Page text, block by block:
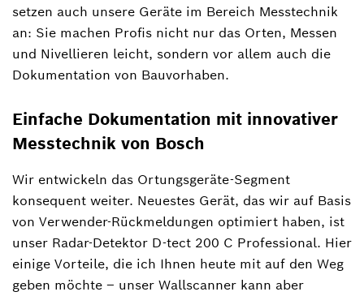
setzen auch unsere Geräte im Bereich Messtechnik
an: Sie machen Profis nicht nur das Orten, Messen
und Nivellieren leicht, sondern vor allem auch die
Dokumentation von Bauvorhaben.
Einfache Dokumentation mit innovativer
Messtechnik von Bosch
Wir entwickeln das Ortungsgeräte-Segment
konsequent weiter. Neuestes Gerät, das wir auf Basis
von Verwender-Rückmeldungen optimiert haben, ist
unser Radar-Detektor D-tect 200 C Professional. Hier
einige Vorteile, die ich Ihnen heute mit auf den Weg
geben möchte ‒ unser Wallscanner kann aber